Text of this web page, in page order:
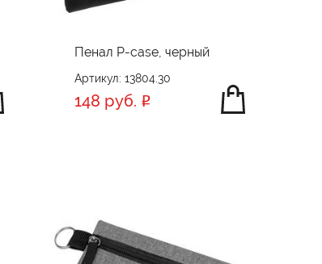
Пенал P-case, черный
Артикул: 13804.30
148 руб.